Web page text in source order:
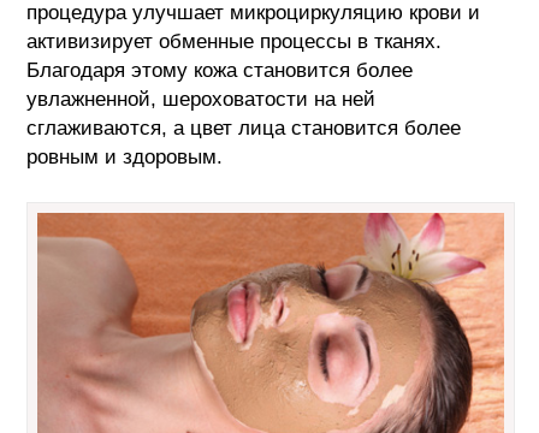
процедура улучшает микроциркуляцию крови и
активизирует обменные процессы в тканях.
Благодаря этому кожа становится более
увлажненной, шероховатости на ней
сглаживаются, а цвет лица становится более
ровным и здоровым.